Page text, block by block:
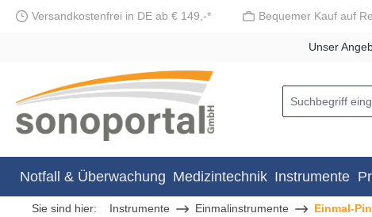
Zur Hauptnavigation springen
Versandkostenfrei in DE ab € 149,-* Bequemer Kauf auf
Unser
Notfall & Überwachung Medizintechnik Instrumente
Sie sind hier: Instrumente Einmalinstrumente Einmal-